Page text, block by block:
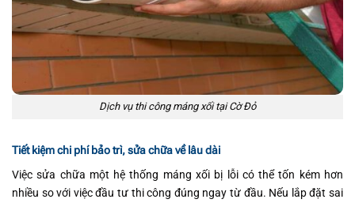
Dịch vụ thi công máng xối tại Cờ Đỏ
Tiết kiệm chi phí bảo trì, sửa chữa về lâu dài
Việc sửa chữa một hệ thống máng xối bị lỗi có thể tốn kém hơn
nhiều so với việc đầu tư thi công đúng ngay từ đầu. Nếu lắp đặt sai